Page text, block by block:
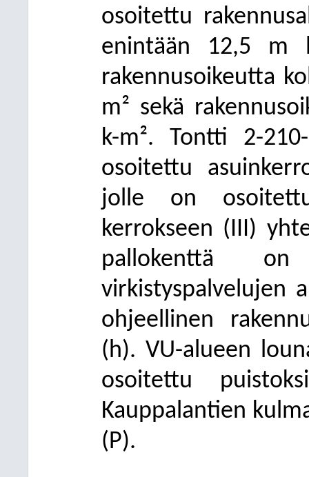
osoitettu
enintään 12,5 m
rakennusoikeutta
m² sekä
k-m². Tontti 2-
osoitettu
jolle on
kerrokseen (III)
pallokenttä
virkistyspalvelujen
ohjeellinen
(h). VU-alueen
osoitettu
Kauppalantien
(P).